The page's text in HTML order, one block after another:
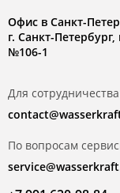
Офис в Санкт-
г. Санкт-
№106-1
Для
По вопросам